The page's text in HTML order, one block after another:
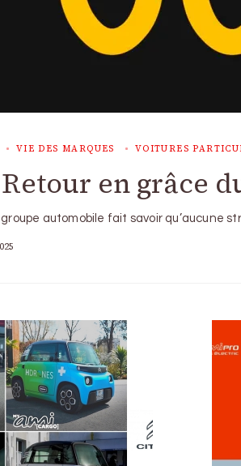
VIE DES MARQUES VOITURES
en grâce
automobile fait savoir qu’aucune